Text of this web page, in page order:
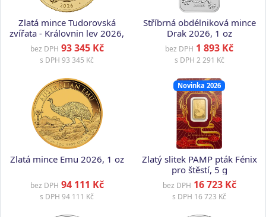
Zlatá mince Tudorovská
zvířata - Královnin lev 2026,
1 oz
bez DPH 93 345 Kč
s DPH 93 345 Kč
Stříbrná obdélniková mince
Drak 2026, 1 oz
bez DPH 1 893 Kč
s DPH 2 291 Kč
Zlatá mince Emu 2026, 1 oz
bez DPH 94 111 Kč
s DPH 94 111 Kč
Novinka 2026
Zlatý slitek PAMP pták Fénix
pro štěstí, 5 g
bez DPH 16 723 Kč
s DPH 16 723 Kč